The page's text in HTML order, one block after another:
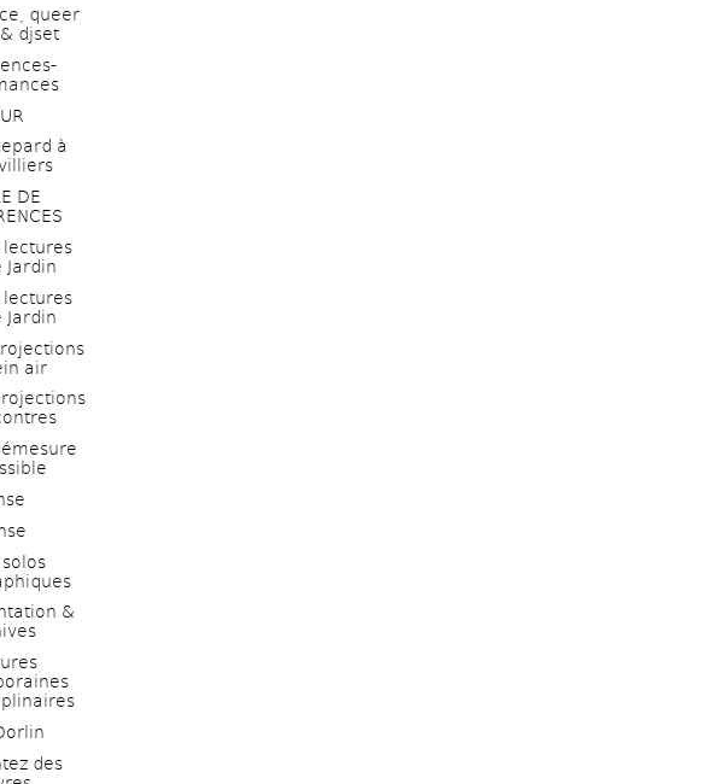
queer
djset
à
DE
lectures
Jardin
lectures
Jardin
air
&
des